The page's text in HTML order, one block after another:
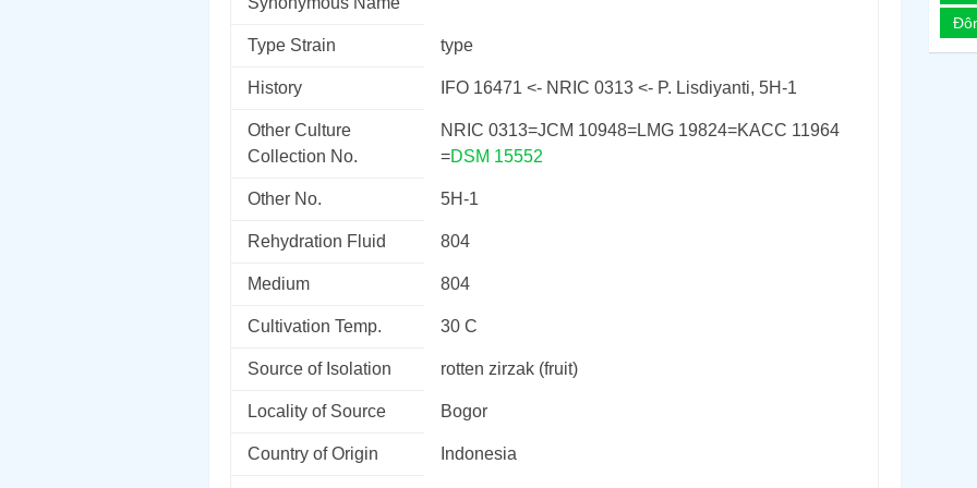
Type Strain type
History IFO 16471 <- NRIC 0313 <- P. Lisdiyanti, 5H-1
Other Culture
Collection No.
NRIC 0313=JCM 10948=LMG 19824=KACC 11964
=DSM 15552
Other No. 5H-1
Rehydration Fluid 804
Medium 804
Cultivation Temp. 30 C
Source of Isolation rotten zirzak (fruit)
Locality of Source Bogor
Country of Origin Indonesia